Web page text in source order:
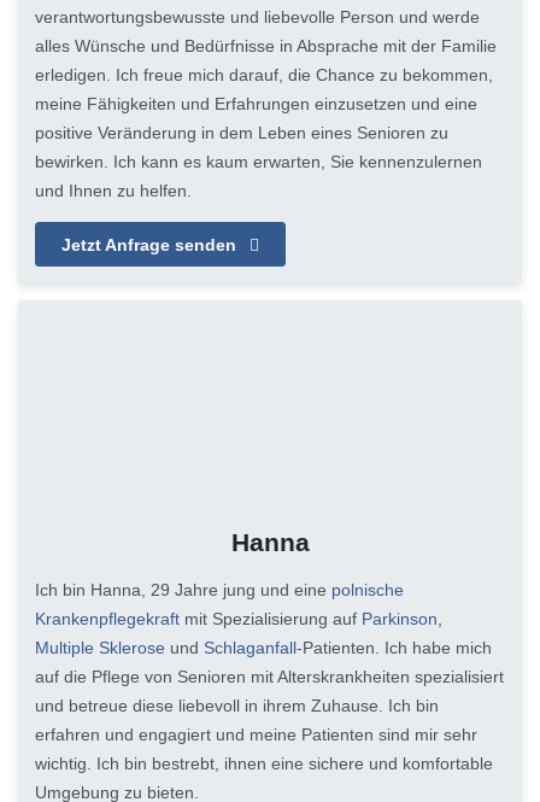
verantwortungsbewusste und liebevolle Person und werde
alles Wünsche und Bedürfnisse in Absprache mit der Familie
erledigen. Ich freue mich darauf, die Chance zu bekommen,
meine Fähigkeiten und Erfahrungen einzusetzen und eine
positive Veränderung in dem Leben eines Senioren zu
bewirken. Ich kann es kaum erwarten, Sie kennenzulernen
und Ihnen zu helfen.
Jetzt Anfrage senden
Hanna
Ich bin Hanna, 29 Jahre jung und eine polnische
Krankenpflegekraft mit Spezialisierung auf Parkinson
Multiple Sklerose und Schlaganfall-Patienten. Ich habe mich
auf die Pflege von Senioren mit Alterskrankheiten spezialisiert
und betreue diese liebevoll in ihrem Zuhause. Ich bin
erfahren und engagiert und meine Patienten sind mir sehr
wichtig. Ich bin bestrebt, ihnen eine sichere und komfortable
Umgebung zu bieten.